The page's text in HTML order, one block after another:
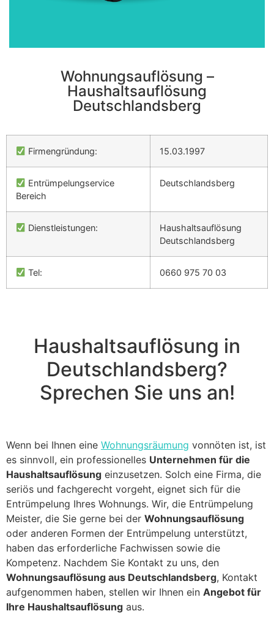
Wohnungsauflösung –
Haushaltsauflösung
Deutschlandsberg
Firmengründung: 15.03.1997
Entrümpelungservice
Bereich
Deutschlandsberg
Dienstleistungen:
Haushaltsauflösung
Deutschlandsberg
Tel: 0660 975 70 03
Haushaltsauflösung in
Deutschlandsberg?
Sprechen Sie uns an!
Wenn bei Ihnen eine Wohnungsräumung vonnöten ist, ist
es sinnvoll, ein professionelles Unternehmen für die
Haushaltsauflösung einzusetzen. Solch eine Firma, die
seriös und fachgerecht vorgeht, eignet sich für die
Entrümpelung Ihres Wohnungs. Wir, die Entrümpelung
Meister, die Sie gerne bei der Wohnungsauflösung
oder anderen Formen der Entrümpelung unterstützt,
haben das erforderliche Fachwissen sowie die
Kompetenz. Nachdem Sie Kontakt zu uns, den
Wohnungsauflösung aus Deutschlandsberg, Kontakt
aufgenommen haben, stellen wir Ihnen ein Angebot für
Ihre Haushaltsauflösung aus.